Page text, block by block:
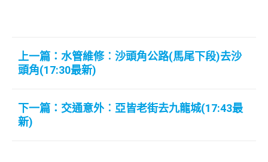
上一篇：水管維修︰沙頭角公路(馬尾下段)去沙
頭角(17:30最新)
下一篇：交通意外︰亞皆老街去九龍城(17:43最
新)